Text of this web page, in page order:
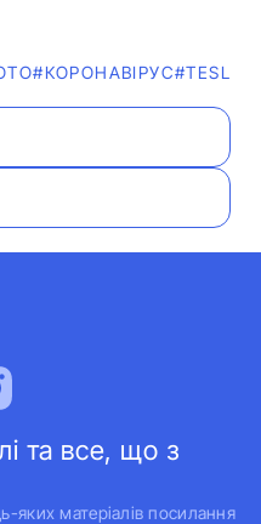
#КОРОНАВІРУС#TESLA
та все, що з
яких матеріалів посилання